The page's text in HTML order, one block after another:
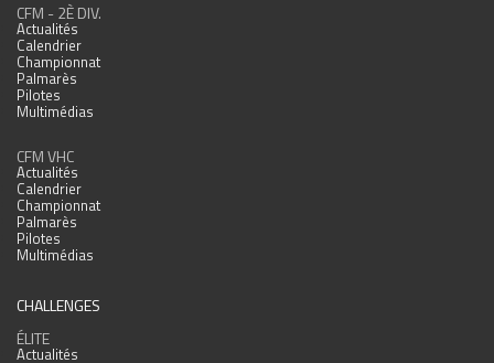
CFM - 2È DIV.
Actualités
Calendrier
Championnat
Palmarès
Pilotes
Multimédias
CFM VHC
Actualités
Calendrier
Championnat
Palmarès
Pilotes
Multimédias
CHALLENGES
ÉLITE
Actualités